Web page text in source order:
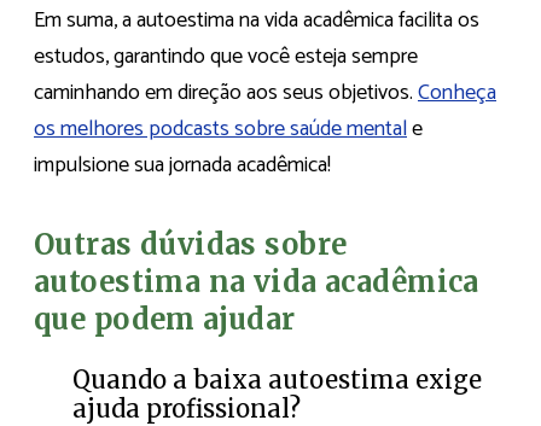
Em suma, a autoestima na vida acadêmica facilita os
estudos, garantindo que você esteja sempre
caminhando em direção aos seus objetivos.Conheça
os melhores podcasts sobre saúde mentale
impulsione sua jornada acadêmica!
Outras dúvidas sobre
autoestima na vida acadêmica
que podem ajudar
Quando a baixa autoestima exige
ajuda profissional?